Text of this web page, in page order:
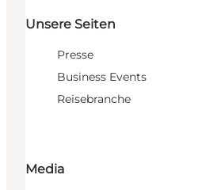
Unsere Seiten
Presse
Business Events
Reisebranche
Media